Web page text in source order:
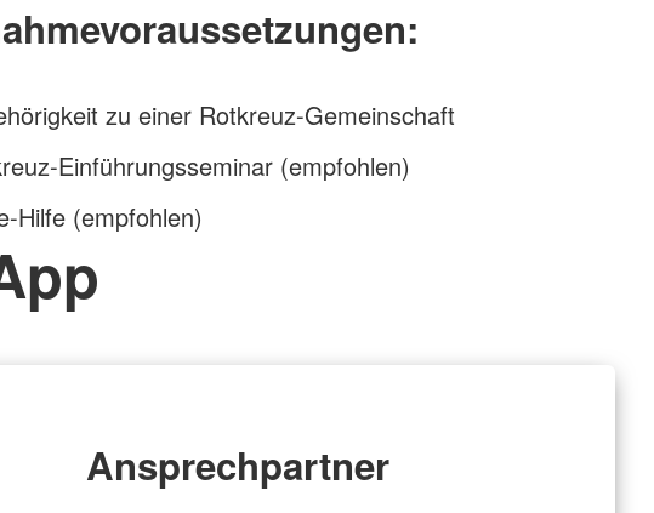
zu einer Rotkreuz-Gemeinschaft
Einführungsseminar (empfohlen)
Hilfe (empfohlen)
Ansprechpartner